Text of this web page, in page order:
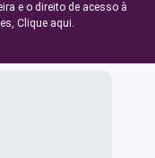
e o direito de acesso à
Clique aqui.